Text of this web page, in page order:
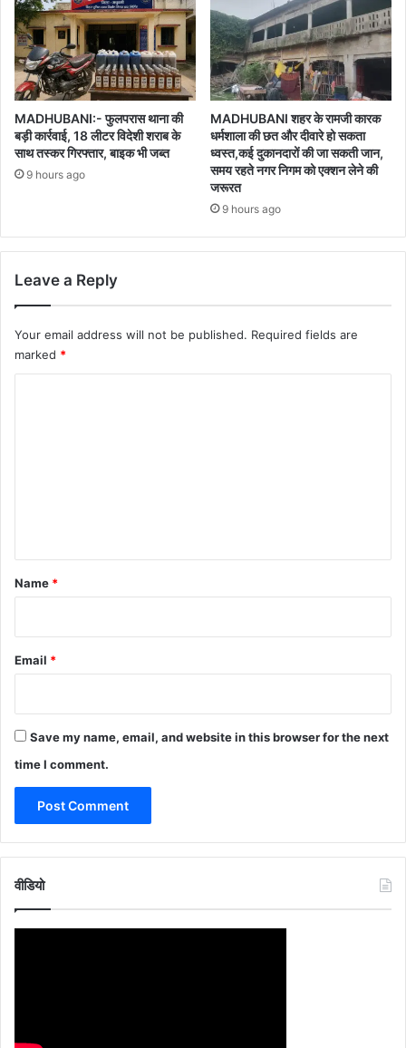
MADHUBANI:- फुलपरास थाना की
बड़ी कार्रवाई, 18 लीटर विदेशी शराब के
साथ तस्कर गिरफ्तार, बाइक भी जब्त
9 hours ago
MADHUBANI शहर के रामजी कारक
धर्मशाला की छत और दीवारे हो सकता
ध्वस्त,कई दुकानदारों की जा सकती जान,
समय रहते नगर निगम को एक्शन लेने की
जरूरत
9 hours ago
Leave a Reply
Your email address will not be published. Required fields are
marked *
*
Name *
Email *
Save my name, email, and website in this browser for the next
time I comment.
वीडियो